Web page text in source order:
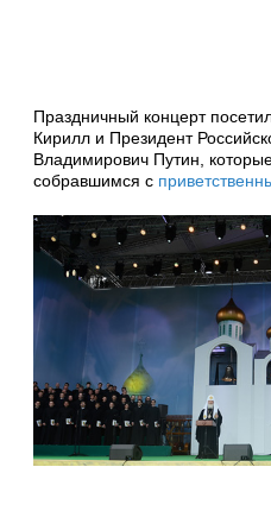
Праздничный концерт
Кирилл и Президент
Владимирович Путин,
собравшимся с